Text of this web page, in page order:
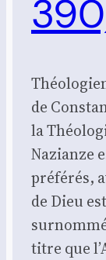
de
la
Nazianze
pré­fé­rés,
de Dieu
titre que